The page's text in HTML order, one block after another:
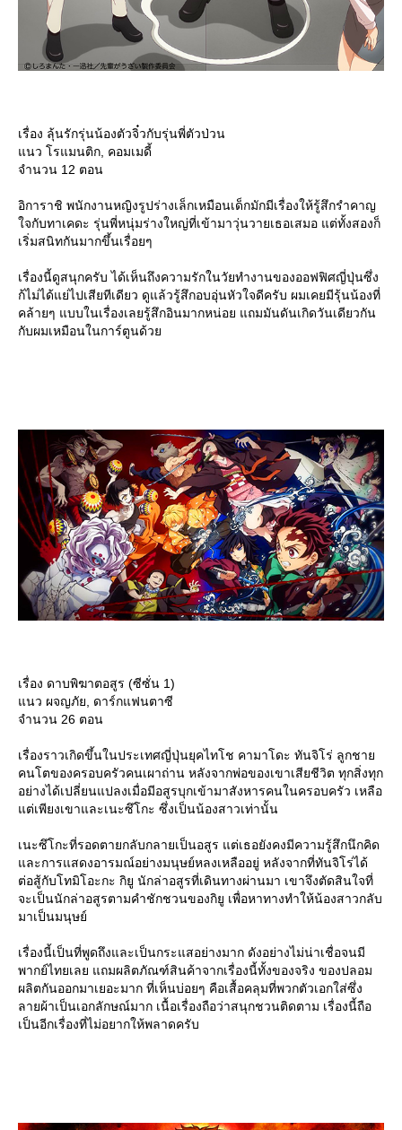
เรื่อง ลุ้นรักรุ่นน้องตัวจิ๋วกับรุ่นพี่ตัวป่วน
นว โรแมนติก, คอมเมดี้
จำนวน 12 ตอน
อิการาชิ พนักงานหญิงรูปร่างเล็กเหมือนเด็กมักมีเรื่องให้รู้สึกรำคาญ
จกับทาเคดะ รุ่นพี่หนุ่มร่างใหญ่ที่เข้ามาวุ่นวายเธอเสมอ แต่ทั้งสองก็
เริ่มสนิทกันมากขึ้นเรื่อยๆ
เรื่องนี้ดูสนุกครับ ได้เห็นถึงความรักในวัยทำงานของออฟฟิศญี่ปุ่นซึ่ง
ก้ไม่ได้แย่ไปเสียทีเดียว ดูแล้วรู้สึกอบอุ่นหัวใจดีครับ ผมเคยมีรุ้นน้องที่
คล้ายๆ แบบในเรื่องเลยรู้สึกอินมากหน่อย แถมมันดันเกิดวันเดียวกัน
กับผมเหมือนในการ์ตูนด้ว
เรื่อง ดาบพิฆาตอสูร (ซีซั่น 1)
นว ผจญภัย, ดาร์กแฟนตาซี
จำนวน 26 ตอน
เรื่องราวเกิดขึ้นในประเทศญี่ปุ่นยุคไทโช คามาโดะ ทันจิโร่ ลูกชา
คนโตของครอบครัวคนเผาถ่าน หลังจากพ่อของเขาเสียชีวิต ทุกสิ่งทุก
อย่างได้เปลี่ยนแปลงเมื่อมีอสูรบุกเข้ามาสังหารคนในครอบครัว เหลือ
ต่เพียงเขาและเนะซึโกะ ซึ่งเป็นน้องสาวเท่านั้น
เนะซึโกะที่รอดตายกลับกลายเป็นอสูร แต่เธอยังคงมีความรู้สึกนึกคิด
ละการแสดงอารมณ์อย่างมนุษย์หลงเหลืออยู่ หลังจากที่ทันจิโร่ได้
ต่อสู้กับโทมิโอะกะ กิยู นักล่าอสูรที่เดินทางผ่านมา เขาจึงตัดสินใจที่
จะเป็นนักล่าอสูรตามคำชักชวนของกิยู เพื่อหาทางทำให้น้องสาวกลับ
มาเป็นมนุษย์
เรื่องนี้เป็นที่พูดถึงและเป็นกระแสอย่างมาก ดังอย่างไม่น่าเชื่อจนมี
พากย์ไทยเลย แถมผลิตภัณฑ์สินค้าจากเรื่องนี้ทั้งของจริง ของปลอม
ผลิตกันออกมาเยอะมาก ที่เห็นบ่อยๆ คือเสื้อคลุมที่พวกตัวเอกใส่ซึ่ง
ลายผ้าเป็นเอกลักษณ์มาก เนื้อเรื่องถือว่าสนุกชวนติดตาม เรื่องนี้ถือ
เป็นอีกเรื่องที่ไม่อยากให้พลาดครับ